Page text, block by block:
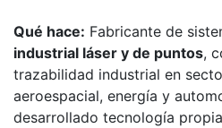
Qué hace: Fabricante de
industrial láser y de puntos,
trazabilidad industrial en
aeroespacial, energía y
desarrollado tecnología